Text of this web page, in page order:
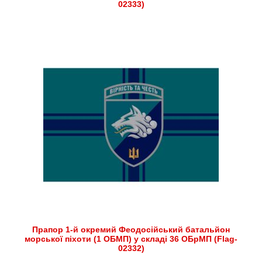
02333)
Прапор 1-й окремий Феодосійський батальйон
морської піхоти (1 ОБМП) у складі 36 ОБрМП (Flag-
02332)